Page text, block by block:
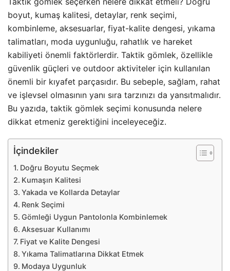
boyut, kumaş kalitesi, detaylar, renk seçimi,
kombinleme, aksesuarlar, fiyat-kalite dengesi, yıkama
talimatları, moda uygunluğu, rahatlık ve hareket
kabiliyeti önemli faktörlerdir. Taktik gömlek, özellikle
güvenlik güçleri ve outdoor aktiviteler için kullanılan
önemli bir kıyafet parçasıdır. Bu sebeple, sağlam, rahat
ve işlevsel olmasının yanı sıra tarzınızı da yansıtmalıdır.
Bu yazıda, taktik gömlek seçimi konusunda nelere
dikkat etmeniz gerektiğini inceleyeceğiz.
İçindekiler
Doğru Boyutu Seçmek
Kumaşın Kalitesi
Yakada ve Kollarda Detaylar
Renk Seçimi
Gömleği Uygun Pantolonla Kombinlemek
Aksesuar Kullanımı
Fiyat ve Kalite Dengesi
Yıkama Talimatlarına Dikkat Etmek
Modaya Uygunluk